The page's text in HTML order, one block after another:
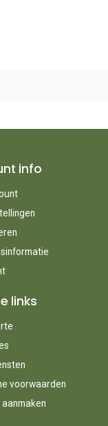
info
links
voorwaarden